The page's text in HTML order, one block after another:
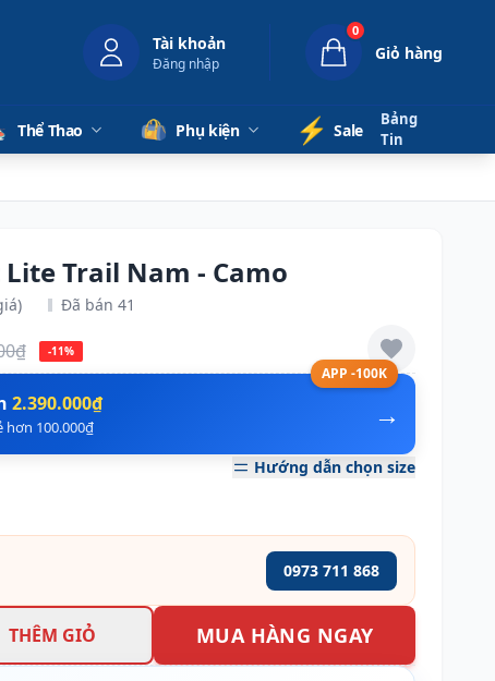
Tài khoản
Đăng nhập
0
Giỏ hàng
Thể Thao Phụ kiện ⚡️ Sale
Bảng
Tin
Trail Nam - Camo
Đã bán 41
-11%
APP -100K
→
2.390.000₫
hơn 100.000₫
Hướng dẫn chọn size
0973 711 868
THÊM GIỎ MUA HÀNG NGAY